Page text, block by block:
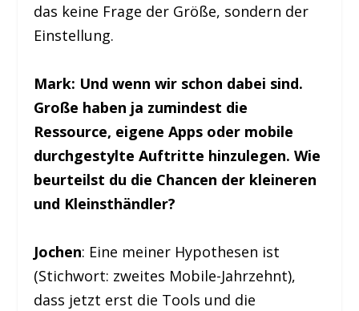
das keine Frage der Größe, sondern der
Einstellung.
Mark: Und wenn wir schon dabei sind.
Große haben ja zumindest die
Ressource, eigene Apps oder mobile
durchgestylte Auftritte hinzulegen. Wie
beurteilst du die Chancen der kleineren
und Kleinsthändler?
Jochen: Eine meiner Hypothesen ist
(Stichwort: zweites Mobile-Jahrzehnt),
dass jetzt erst die Tools und die